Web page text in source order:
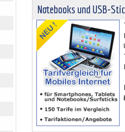
Notebooks und USB-